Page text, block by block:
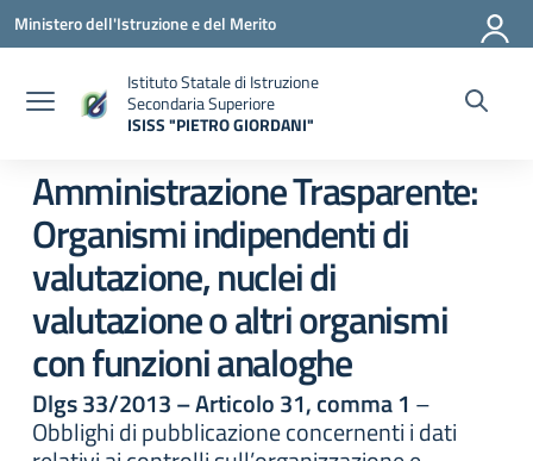
Vai ai contenuti
Vai al menu di navigazione
Vai al footer
Ministero dell'Istruzione e del Merito
Istituto Statale di Istruzione
Secondaria Superiore
ISISS "PIETRO GIORDANI"
Amministrazione Trasparente:
Organismi indipendenti di
valutazione, nuclei di
valutazione o altri organismi
con funzioni analoghe
Dlgs 33/2013 – Articolo 31, comma 1 –
Obblighi di pubblicazione concernenti i dati